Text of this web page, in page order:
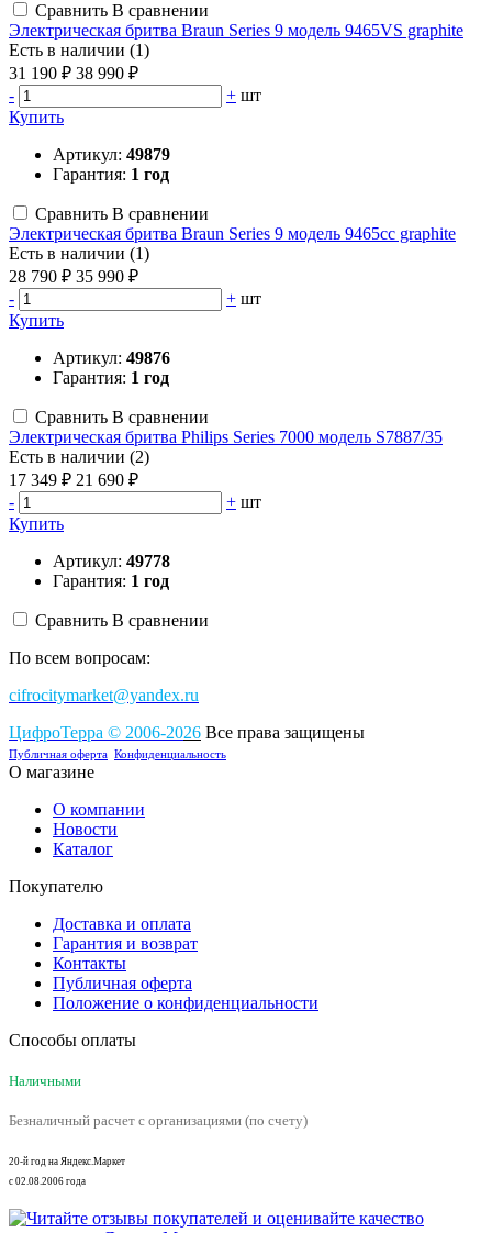
Сравнить В сравнении
Электрическая бритва Braun Series 9 модель 9465VS graphite
Есть в наличии (1)
31 190 ₽ 38 990 ₽
-
+ шт
Купить
Артикул: 49879
Гарантия: 1 год
Сравнить В сравнении
Электрическая бритва Braun Series 9 модель 9465сс graphite
Есть в наличии (1)
28 790 ₽ 35 990 ₽
-
+ шт
Купить
Артикул: 49876
Гарантия: 1 год
Сравнить В сравнении
Электрическая бритва Philips Series 7000 модель S7887/35
Есть в наличии (2)
17 349 ₽ 21 690 ₽
-
+ шт
Купить
Артикул: 49778
Гарантия: 1 год
Сравнить В сравнении
По всем вопросам:
cifrocitymarket@yandex.ru
ЦифроТерра © 2006-2026 Все права защищены
Публичная оферта Конфиденциальность
О магазине
О компании
Новости
Каталог
Покупателю
Доставка и оплата
Гарантия и возврат
Контакты
Публичная оферта
Положение о конфиденциальности
Способы оплаты
Наличными
Безналичный расчет с организациями (по счету)
20-й год на Яндекс.Маркет
с 02.08.2006 года